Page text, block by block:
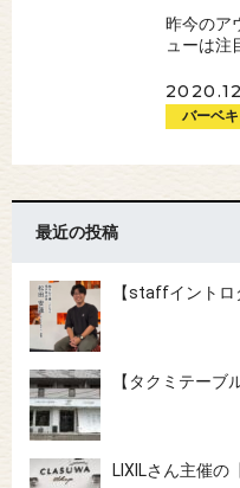
昨今のア
ューは注
バーベ
最近の投稿
【staffイントロ
【タクミテーブ
LIXILさん主催の